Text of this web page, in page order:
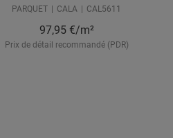
PARQUET CALA CAL5611
97,95 €/m²
Prix de détail recommandé (PDR)